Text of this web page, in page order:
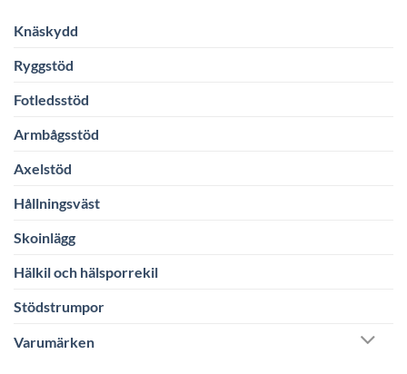
Knäskydd
Ryggstöd
Fotledsstöd
Armbågsstöd
Axelstöd
Hållningsväst
Skoinlägg
Hälkil och hälsporrekil
Stödstrumpor
Varumärken